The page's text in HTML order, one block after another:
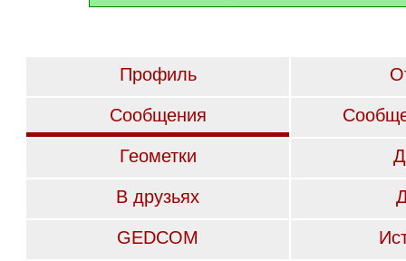
Профиль
Сообщения
Геометки
В друзьях
GEDCOM